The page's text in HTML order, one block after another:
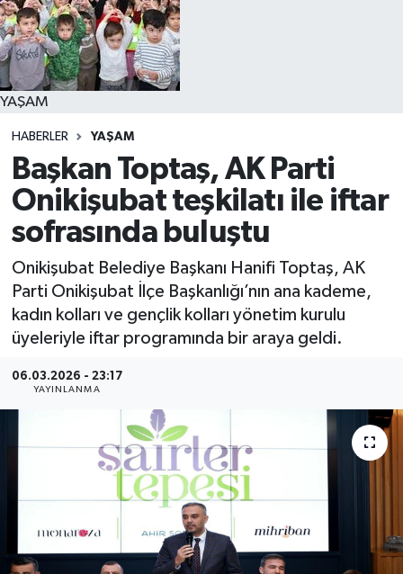
YAŞAM
HABERLER YAŞAM
Başkan Toptaş, AK Parti
Onikişubat teşkilatı ile iftar
sofrasında buluştu
Onikişubat Belediye Başkanı Hanifi Toptaş, AK
Parti Onikişubat İlçe Başkanlığı’nın ana kademe,
kadın kolları ve gençlik kolları yönetim kurulu
üyeleriyle iftar programında bir araya geldi.
06.03.2026 - 23:17
YAYINLANMA
YAŞAM